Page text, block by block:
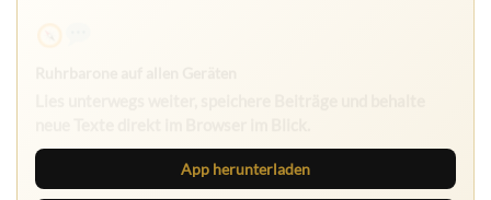
App herunterladen